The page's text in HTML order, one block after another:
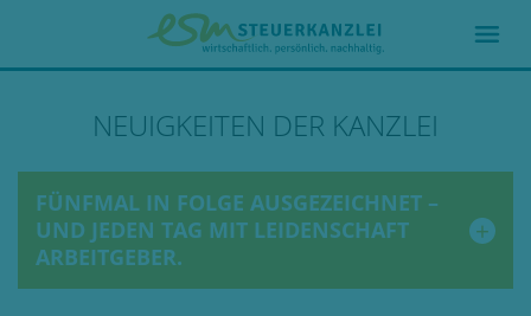
NEUIGKEITEN DER KANZLEI
FÜNFMAL IN FOLGE AUSGEZEICHNET –
UND JEDEN TAG MIT LEIDENSCHAFT
ARBEITGEBER.